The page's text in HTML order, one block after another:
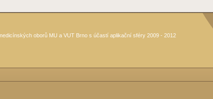
oborů MU a VUT Brno s účastí aplikační sféry 2009 - 2012